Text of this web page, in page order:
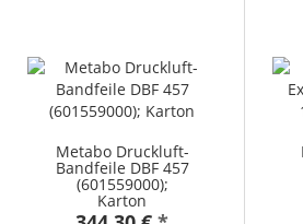
Metabo Druckluft-
Bandfeile DBF 457
(601559000);
Karton